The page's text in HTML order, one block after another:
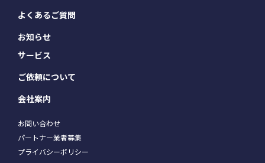
よくあるご質問
お知らせ
サービス
ご依頼について
会社案内
お問い合わせ
パートナー業者募集
プライバシーポリシー